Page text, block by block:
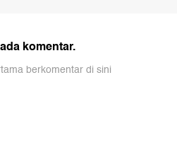
komentar.
berkomentar di sini